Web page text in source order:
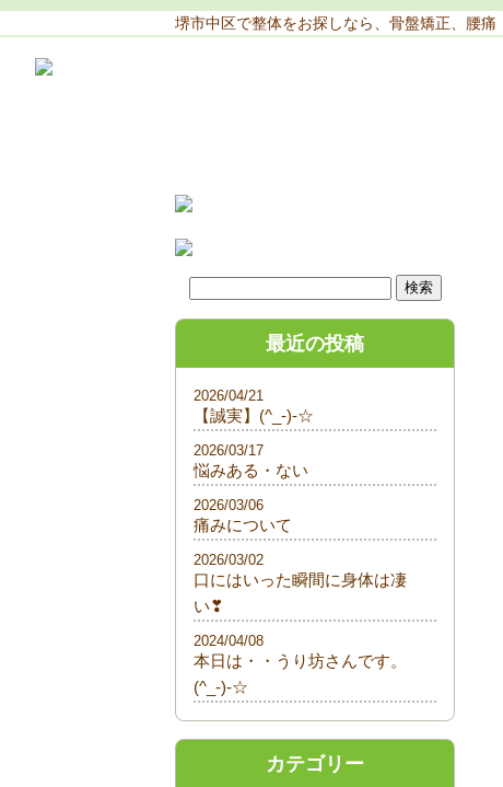
堺市中区で整体をお探しなら、骨盤矯正、腰
最近の投稿
【誠実】(^_-)-☆
2026/04/21
悩みある・ない
2026/03/17
痛みについて
2026/03/06
口にはいった瞬間に身体は凄
い❣
2026/03/02
本日は・・うり坊さんです。
(^_-)-☆
2024/04/08
カテゴリー